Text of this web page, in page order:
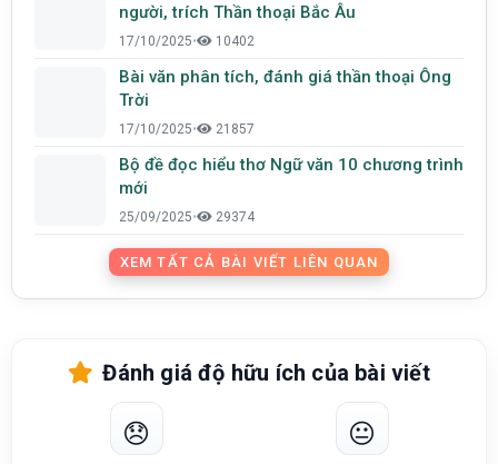
người, trích Thần thoại Bắc Âu
17/10/2025• 10402
Bài văn phân tích, đánh giá thần thoại Ông
Trời
17/10/2025• 21857
Bộ đề đọc hiểu thơ Ngữ văn 10 chương trình
mới
25/09/2025• 29374
XEM TẤT CẢ BÀI VIẾT LIÊN QUAN
Đánh giá độ hữu ích của bài viết
😞 😐